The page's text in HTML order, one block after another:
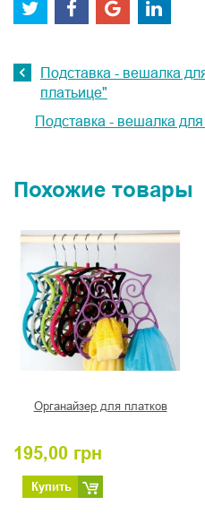
Подставка - вешалка
платьице"
Подставка - вешалка
Похожие товары
Органайзер для платков
195,00 грн
Купить